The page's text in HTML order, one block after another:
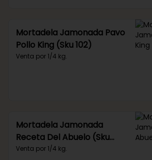
Mortadela Jamonada Pavo
Pollo King (Sku 102)
Venta por 1/4 kg.
Mortadela Jamonada
Receta Del Abuelo (Sku
177)
Venta por 1/4 kg.